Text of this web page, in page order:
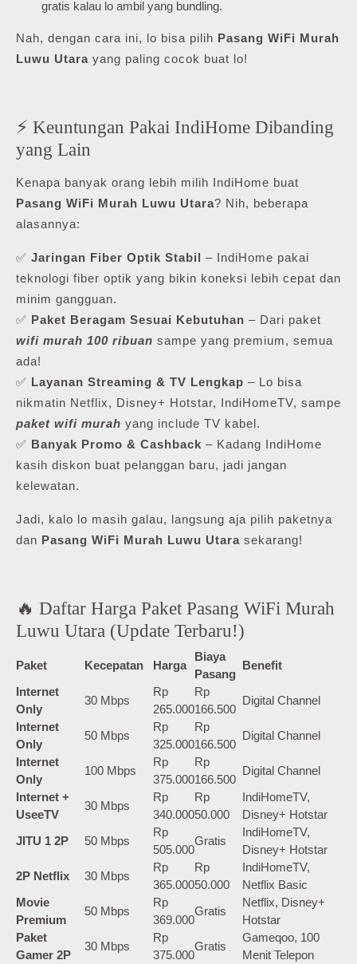
gratis kalau lo ambil yang bundling.
Nah, dengan cara ini, lo bisa pilih Pasang WiFi Murah
Luwu Utara yang paling cocok buat lo!
⚡ Keuntungan Pakai IndiHome Dibanding
yang Lain
Kenapa banyak orang lebih milih IndiHome buat
Pasang WiFi Murah Luwu Utara? Nih, beberapa
alasannya:
✅ Jaringan Fiber Optik Stabil – IndiHome pakai
teknologi fiber optik yang bikin koneksi lebih cepat dan
minim gangguan.
✅ Paket Beragam Sesuai Kebutuhan – Dari paket
wifi murah 100 ribuan sampe yang premium, semua
ada!
✅ Layanan Streaming & TV Lengkap – Lo bisa
nikmatin Netflix, Disney+ Hotstar, IndiHomeTV, sampe
paket wifi murah yang include TV kabel.
✅ Banyak Promo & Cashback – Kadang IndiHome
kasih diskon buat pelanggan baru, jadi jangan
kelewatan.
Jadi, kalo lo masih galau, langsung aja pilih paketnya
dan Pasang WiFi Murah Luwu Utara sekarang!
🔥 Daftar Harga Paket Pasang WiFi Murah
Luwu Utara (Update Terbaru!)
Paket Kecepatan Harga
Biaya
Pasang
Benefit
Internet
Only
30 Mbps
Rp
265.000
Rp
166.500
Digital Channel
Internet
Only
50 Mbps
Rp
325.000
Rp
166.500
Digital Channel
Internet
Only
100 Mbps
Rp
375.000
Rp
166.500
Digital Channel
Internet +
UseeTV
30 Mbps
Rp
340.000
Rp
50.000
IndiHomeTV,
Disney+ Hotstar
JITU 1 2P
50 Mbps
Rp
505.000
Gratis
IndiHomeTV,
Disney+ Hotstar
2P Netflix
30 Mbps
Rp
365.000
Rp
50.000
IndiHomeTV,
Netflix Basic
Movie
Premium
50 Mbps
Rp
369.000
Gratis
Netflix, Disney+
Hotstar
Paket
Gamer 2P
30 Mbps
Rp
375.000
Gratis
Gameqoo, 100
Menit Telepon